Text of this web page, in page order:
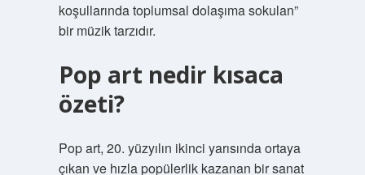
koşullarında toplumsal dolaşıma sokulan”
bir müzik tarzıdır.
Pop art nedir kısaca
özeti?
Pop art, 20. yüzyılın ikinci yarısında ortaya
çıkan ve hızla popülerlik kazanan bir sanat